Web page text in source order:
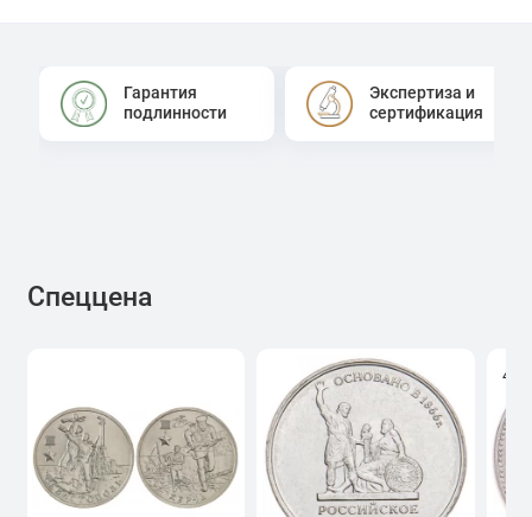
Гарантия
подлинности
Экспертиза и
сертификация
Спеццена
4.0